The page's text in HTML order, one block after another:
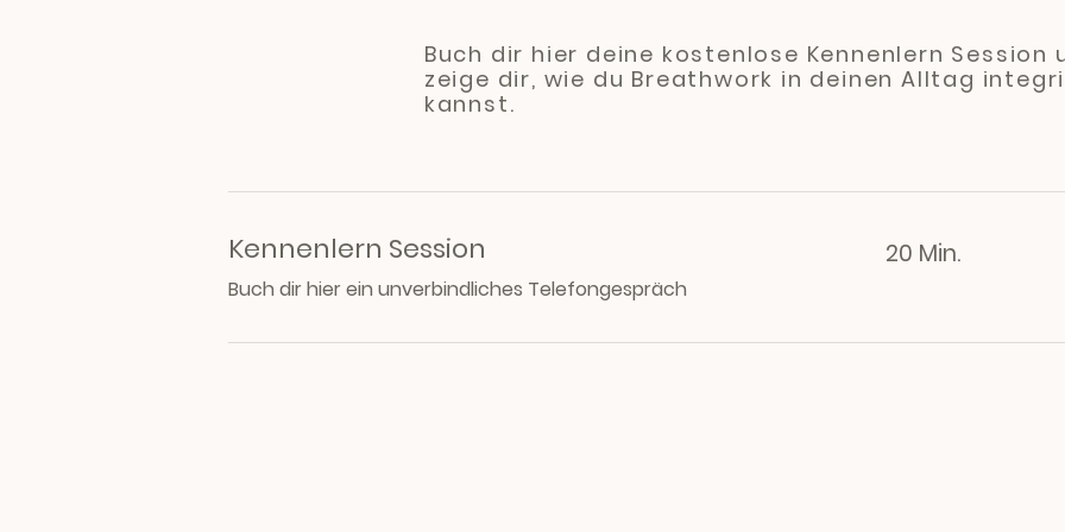
Kennenlern Session
Buch dir hier ein unverbindliches Telefongespräch
20 Min.
Buch dir hier deine kostenlose Kennenlern Session
zeige dir, wie du Breathwork in deinen Alltag
kannst.